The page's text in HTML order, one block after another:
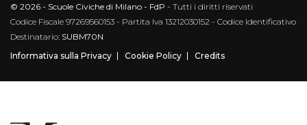
© 2026 - Scuole Civiche di Milano - FdP - Tutti i diritti riservati
Codice Fiscale 97269560153 - Partita Iva 13212030152 - Codice Identificativo
Destinatario: SUBM70N
Informativa sulla Privacy
Cookie Policy Credits